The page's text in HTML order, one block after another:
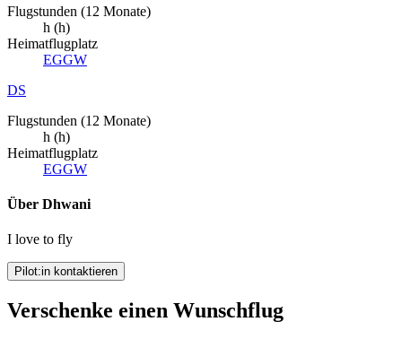
Flugstunden (12 Monate)
h (h)
Heimatflugplatz
EGGW
DS
Flugstunden (12 Monate)
h (h)
Heimatflugplatz
EGGW
Über Dhwani
I love to fly
Pilot:in kontaktieren
Verschenke einen Wunschflug